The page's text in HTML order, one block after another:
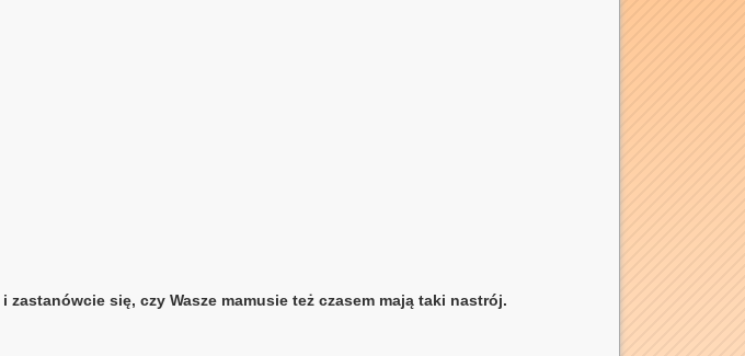
i zastanówcie się, czy Wasze mamusie też czasem mają taki nastrój.